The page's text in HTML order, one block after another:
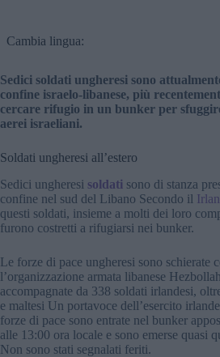
Cambia lingua:
Sedici soldati ungheresi sono
confine israelo-libanese, più
cercare rifugio in un bunker per
aerei israeliani.
Soldati ungheresi all’estero
Sedici ungheresi soldati sono di stanza
confine nel sud del Libano Secondo il
questi soldati, insieme a molti dei loro
furono costretti a rifugiarsi nei bunker.
Le forze di pace ungheresi sono schierate
l’organizzazione armata libanese
accompagnate da 338 soldati irlandesi,
e maltesi Un portavoce dell’esercito
forze di pace sono entrate nel bunker
alle 13:00 ora locale e sono emerse quasi
Non sono stati segnalati feriti.